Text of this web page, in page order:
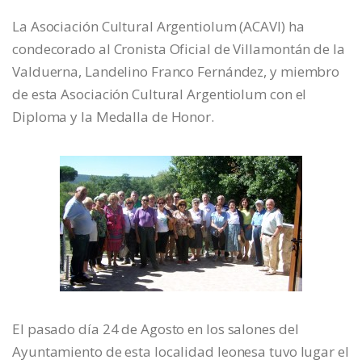
La Asociación Cultural Argentiolum (ACAVI) ha
condecorado al Cronista Oficial de Villamontán de la
Valduerna, Landelino Franco Fernández, y miembro
de esta Asociación Cultural Argentiolum con el
Diploma y la Medalla de Honor.
El pasado día 24 de Agosto en los salones del
Ayuntamiento de esta localidad leonesa tuvo lugar el